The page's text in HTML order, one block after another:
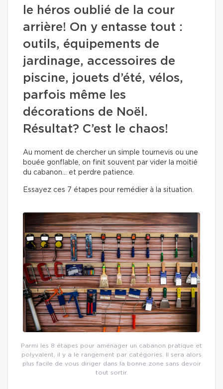
le héros oublié de la cour
arrière! On y entasse tout :
outils, équipements de
jardinage, accessoires de
piscine, jouets d’été, vélos,
parfois même les
décorations de Noël.
Résultat? C’est le chaos!
Au moment de chercher un simple tournevis ou une
bouée gonflable, on finit souvent par vider la moitié
du cabanon… et perdre patience.
Essayez ces 7 étapes pour remédier à la situation.
Parmi les 8 étapes pour aménager un cabanon pratique et
polyvalent, il y a le rangement par catégories. Il sera alors
plus facile de vous diriger dans la bonne zone sans devoir
tout sortir.